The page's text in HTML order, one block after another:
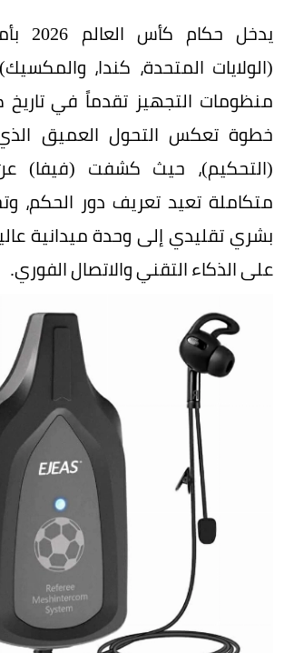
يدخل
(الولايات المتحدة، كندا،
منظومات التجهيز تقدماً في
خطوة تعكس التحول العميق
(التحكيم)، حيث كشفت (فيفا)
متكاملة تعيد تعريف دور الحكم،
بشري تقليدي إلى وحدة ميدانية
على الذكاء التقني والاتصال الفوري.